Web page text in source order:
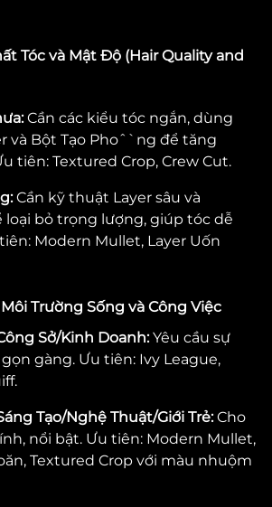
Tóc và Mật Độ (Hair Quality and
Cần các kiểu tóc ngắn, dùng
và Bột Tạo Phoˆˋng để tăng
tiên: Textured Crop, Crew Cut.
Cần kỹ thuật Layer sâu và
loại bỏ trọng lượng, giúp tóc dễ
Modern Mullet, Layer Uốn
Trường Sống và Công Việc
Sở/Kinh Doanh:Yêu cầu sự
gàng. Ưu tiên: Ivy League,
Tạo/Nghệ Thuật/Giới Trẻ:Cho
nổi bật. Ưu tiên: Modern Mullet,
Textured Crop với màu nhuộm